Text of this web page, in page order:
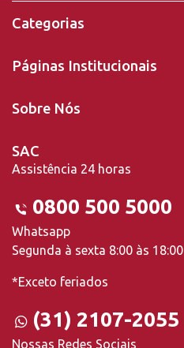
Categorias
Páginas Institucionais
Sobre Nós
SAC
Assistência 24 horas
0800 500 5000
Whatsapp
Segunda à sexta 8:00 às 18:00
*Exceto feriados
(31) 2107-2055
Nossas Redes Sociais